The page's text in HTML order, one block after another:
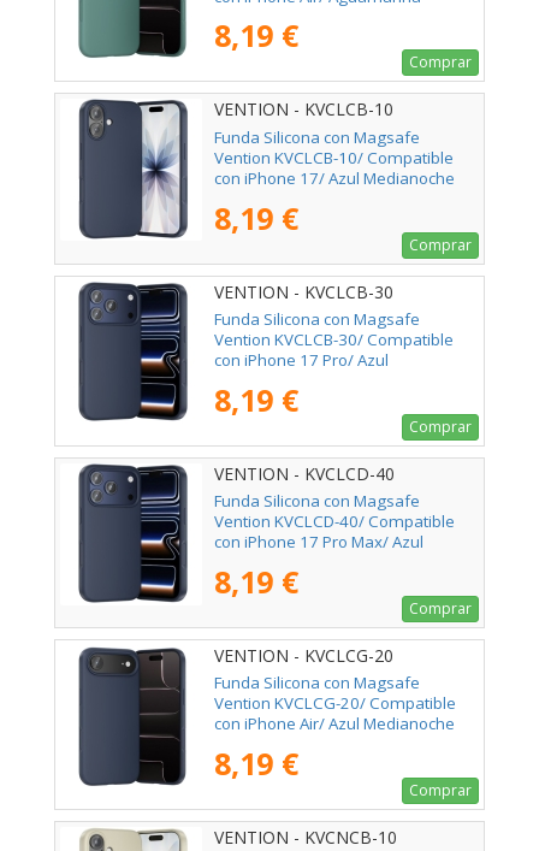
8,19 €
Comprar
VENTION - KVCLCB-10
Funda Silicona con Magsafe
Vention KVCLCB-10/ Compatible
con iPhone 17/ Azul Medianoche
8,19 €
Comprar
VENTION - KVCLCB-30
Funda Silicona con Magsafe
Vention KVCLCB-30/ Compatible
con iPhone 17 Pro/ Azul
8,19 €
Comprar
VENTION - KVCLCD-40
Funda Silicona con Magsafe
Vention KVCLCD-40/ Compatible
con iPhone 17 Pro Max/ Azul
8,19 €
Comprar
VENTION - KVCLCG-20
Funda Silicona con Magsafe
Vention KVCLCG-20/ Compatible
con iPhone Air/ Azul Medianoche
8,19 €
Comprar
VENTION - KVCNCB-10